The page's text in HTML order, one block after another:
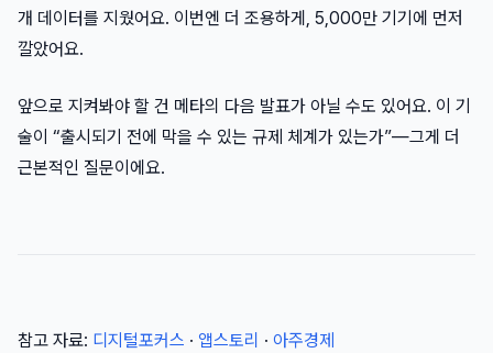
개 데이터를 지웠어요. 이번엔 더 조용하게, 5,000만 기기에 먼저
깔았어요.
앞으로 지켜봐야 할 건 메타의 다음 발표가 아닐 수도 있어요. 이 기
술이 “출시되기 전에 막을 수 있는 규제 체계가 있는가”—그게 더
근본적인 질문이에요.
참고 자료: 디지털포커스 · 앱스토리 · 아주경제